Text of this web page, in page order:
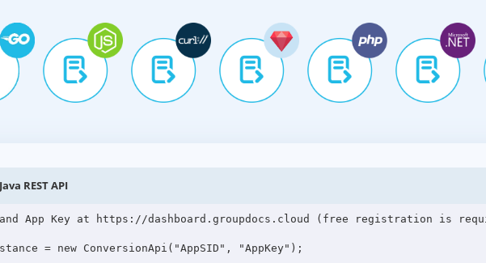
تبدیل OGG به AC3 از طریق Java REST API
App Key at https://dashboard.groupdocs.cloud (free registration is
= new ConversionApi("AppSID", "AppKey");